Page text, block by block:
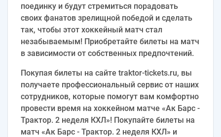
поединку и будут стремиться порадовать
своих фанатов зрелищной победой и сделать
так, чтобы этот хоккейный матч стал
незабываемым! Приобретайте билеты на матч
в зависимости от собственных предпочтений.
Покупая билеты на сайте traktor-tickets.ru, вы
получаете профессиональный сервис от наших
сотрудников, которые помогут вам комфортно
провести время на хоккейном матче «Ак Барс -
Трактор. 2 неделя КХЛ»! Покупайте билеты на
матч «Ак Барс - Трактор. 2 неделя КХЛ» и